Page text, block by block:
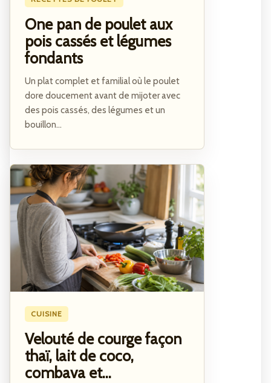
One pan de poulet aux
pois cassés et légumes
fondants
Un plat complet et familial où le poulet
dore doucement avant de mijoter avec
des pois cassés, des légumes et un
bouillon...
CUISINE
Velouté de courge façon
thaï, lait de coco,
combava et...